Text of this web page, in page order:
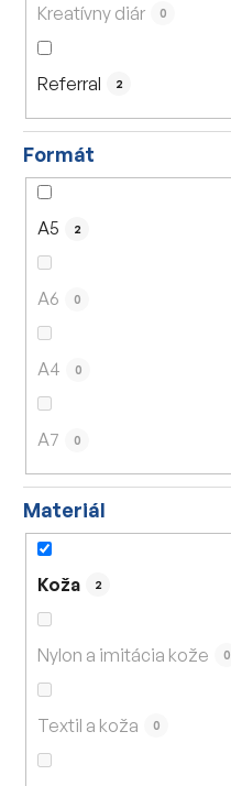
Kreatívny diár 0
Referral 2
Formát
A5 2
A6 0
A4 0
A7 0
Materiál
Koža 2
Nylon a imitácia kože 0
Textil a koža 0